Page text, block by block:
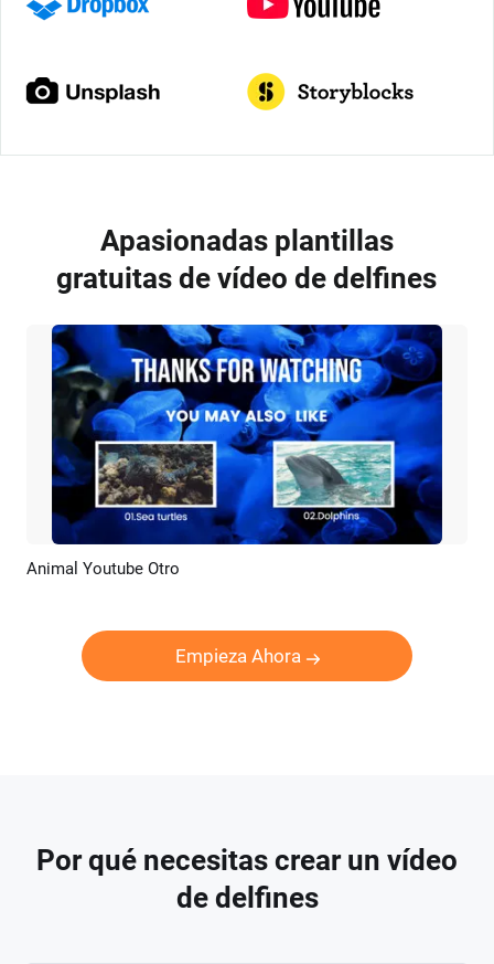
Apasionadas plantillas
gratuitas de vídeo de delfines
Previsualizar
Animal Youtube Otro
Empieza Ahora
Por qué necesitas crear un vídeo
de delfines